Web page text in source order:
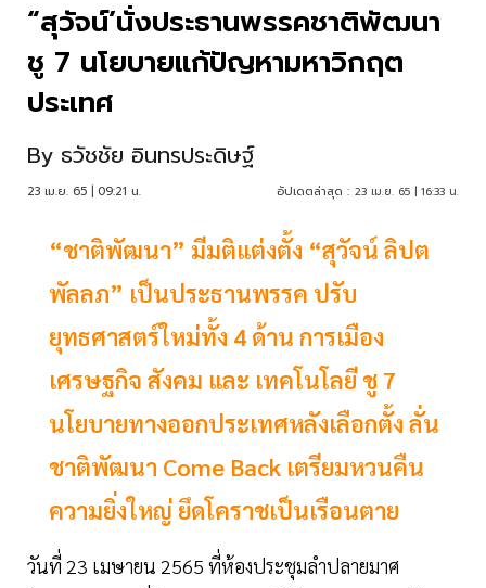
“สุวัจน์’นั่งประธานพรรคชาติพัฒนา
ชู 7 นโยบายแก้ปัญหามหาวิกฤต
ประเทศ
By ธวัชชัย อินทรประดิษฐ์
23 เม.ย. 65 | 09:21 น. อัปเดตล่าสุด : 23 เม.ย. 65 | 16:33 น.
“ชาติพัฒนา” มีมติแต่งตั้ง “สุวัจน์ ลิปต
พัลลภ” เป็นประธานพรรค ปรับ
ยุทธศาสตร์ใหม่ทั้ง 4 ด้าน การเมือง
เศรษฐกิจ สังคม และ เทคโนโลยี ชู 7
นโยบายทางออกประเทศหลังเลือกตั้ง ลั่น
ชาติพัฒนา Come Back เตรียมหวนคืน
ความยิ่งใหญ่ ยึดโคราชเป็นเรือนตาย
วันที่ 23 เมษายน 2565 ที่ห้องประชุมลำปลายมาศ